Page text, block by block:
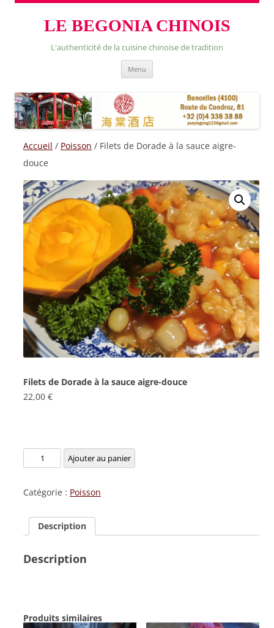
LE BEGONIA CHINOIS
L'authenticité de la cuisine chinoise de tradition
Menu
Accueil / Poisson / Filets de Dorade à la sauce aigre-
douce
Filets de Dorade à la sauce aigre-douce
22,00 €
quantité
de
de
sauce
Ajouter au panier
Catégorie : Poisson
Description
Description
Produits similaires